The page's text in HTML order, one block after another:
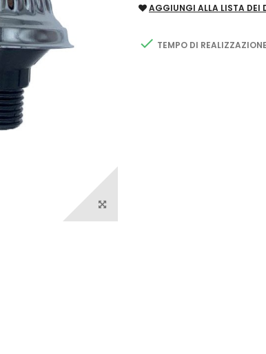
AGGIUNGI ALLA LISTA DEI
 TEMPO DI